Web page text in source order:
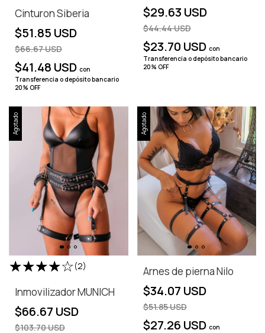
Cinturon Siberia
$51.85 USD
$66.67 USD
$41.48 USD con
Transferencia o depósito bancario
20% OFF
$29.63 USD
$44.44 USD
$23.70 USD con
Transferencia o depósito bancario
20% OFF
Agotado
(2)
Inmovilizador MUNICH
$66.67 USD
$103.70 USD
Agotado
Arnes de pierna Nilo
$34.07 USD
$51.85 USD
$27.26 USD con